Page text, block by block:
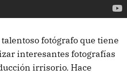
fotógrafo que tiene
interesantes fotografías
irrisorio. Hace